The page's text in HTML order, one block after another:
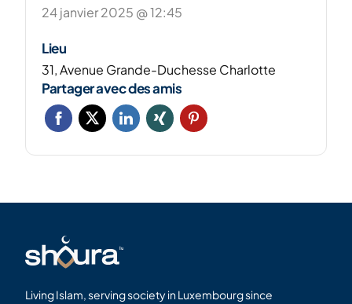
24 janvier 2025 @ 12:45
Lieu
31, Avenue Grande-Duchesse Charlotte
Partager avec des amis
Living Islam, serving society in Luxembourg since